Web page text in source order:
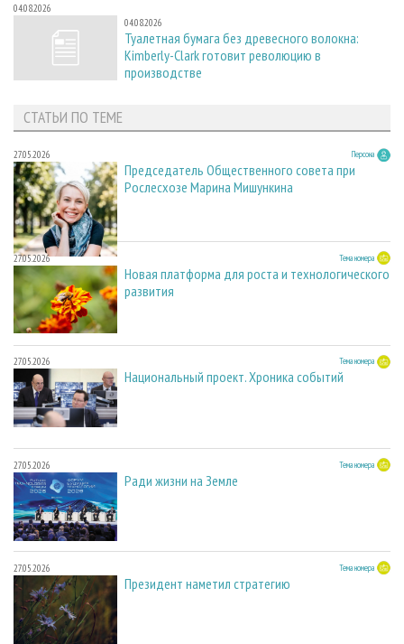
04.08.2026
04.08.2026
Туалетная бумага без древесного волокна:
Kimberly-Clark готовит революцию в
производстве
СТАТЬИ ПО ТЕМЕ
27.05.2026 Персона
Председатель Общественного совета при
Рослесхозе Марина Мишункина
27.05.2026 Тема номера
Новая платформа для роста и технологического
развития
27.05.2026 Тема номера
Национальный проект. Хроника событий
27.05.2026 Тема номера
Ради жизни на Земле
27.05.2026 Тема номера
Президент наметил стратегию